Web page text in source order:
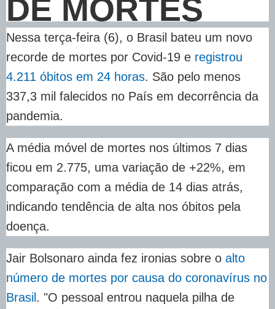
DE MORTES
Nessa terça-feira (6), o Brasil bateu um novo
recorde de mortes por Covid-19 e registrou
4.211 óbitos em 24 horas. São pelo menos
337,3 mil falecidos no País em decorrência da
pandemia.
A média móvel de mortes nos últimos 7 dias
ficou em 2.775, uma variação de +22%, em
comparação com a média de 14 dias atrás,
indicando tendência de alta nos óbitos pela
doença.
Jair Bolsonaro ainda fez ironias sobre o alto
número de mortes por causa do coronavírus no
Brasil . "O pessoal entrou naquela pilha de